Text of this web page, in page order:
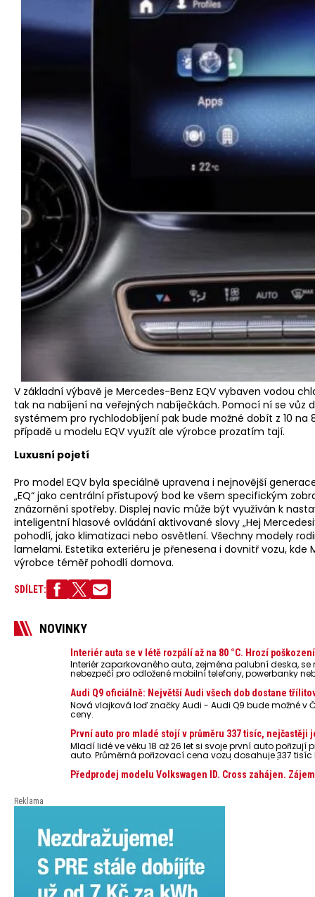
V základní výbavě je Mercedes-Benz EQV vybaven vodou
tak na nabíjení na veřejných nabíječkách. Pomocí ní se
systémem pro rychlodobíjení pak bude možné dobít z 10
případě u modelu EQV využít ale výrobce prozatím tají.
Luxusní pojetí
Pro model EQV byla speciálně upravena i nejnovější
„EQ“ jako centrální přístupový bod ke všem specifickým
znázornění spotřeby. Displej navíc může být využíván k
inteligentní hlasové ovládání aktivované slovy „Hej
pohodlí, jako klimatizaci nebo osvětlení. Všechny modely
lamelami. Estetika exteriéru je přenesena i dovnitř vozu,
výrobce téměř pohodlí domova.
SDÍLET:
NOVINKY
Interiér auta se v létě rozpálí až na 80 °C. Hrozí
Interiér zaparkovaného auta, zejména palubní deska,
nebezpečí pro odložené mobilní telefony, powerbanky
Audi Q9 oficiálně: Největší Audi všech dob dostane
Nová vlajková loď značky Audi - Audi Q9 bude možné v
ceny.
První auto pro mladé stojí v průměru 337 tisíc, nejčastěji
Mladí lidé ve věku 18 až 26 let si svoje první auto
auto. Průměrná pořizovací cena vozu dosahuje 337
Předprodej modelu Volkswagen ID. Cross zahájen.
Reklama